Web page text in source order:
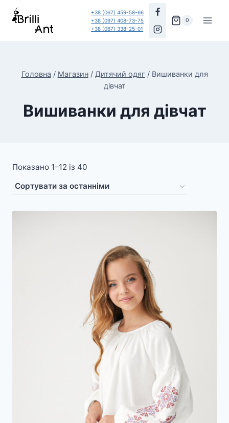
Перейти
+38 (067) 459-58-66
+38 (097) 408-73-75
+38 (067) 338-25-01
0
Головна / Магазин / Дитячий одяг / Вишиванки для
дівчат
Вишиванки для дівчат
Показано 1–12 із 40